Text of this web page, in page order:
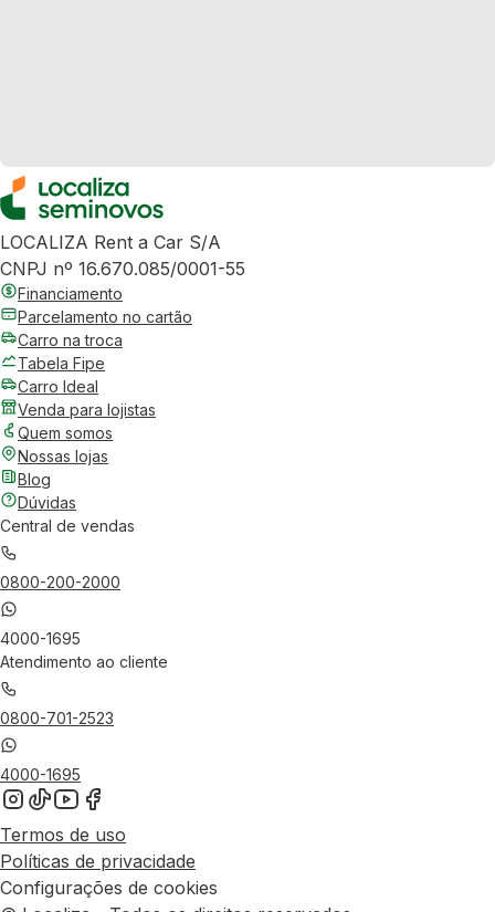
LOCALIZA Rent a Car S/A
CNPJ nº 16.670.085/0001-55
Financiamento
Parcelamento no cartão
Carro na troca
Tabela Fipe
Carro Ideal
Venda para lojistas
Quem somos
Nossas lojas
Blog
Dúvidas
Central de vendas
0800-200-2000
4000-1695
Atendimento ao cliente
0800-701-2523
4000-1695
Termos de uso
Políticas de privacidade
Configurações de cookies